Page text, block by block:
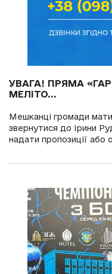
УВАГА! ПРЯМА
МЕЛІТО...
Мешканці громади
звернутися до Ірини
надати пропозиції або